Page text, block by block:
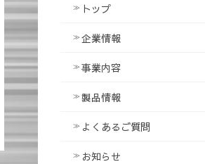
トップ
企業情報
事業内容
製品情報
よくあるご質問
お知らせ